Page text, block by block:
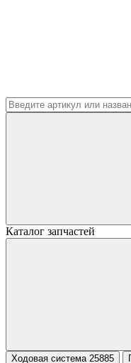
Каталог запчастей
Ходовая система 25885